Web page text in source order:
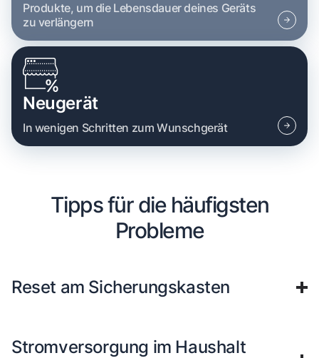
Produkte, um die Lebensdauer deines Geräts
zu verlängern
Neugerät
In wenigen Schritten zum Wunschgerät
Tipps für die häufigsten
Probleme
Reset am Sicherungskasten
Stromversorgung im Haushalt